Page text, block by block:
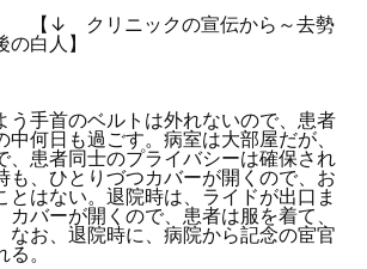
ックの宣伝から～去勢
白人】
手首のベルトは外れないので、患者
中何日も過ごす。病室は大部屋だが、
、患者同士のプライバシーは確保され
も、ひとりづつカバーが開くので、お
とはない。退院時は、ライドが出口ま
カバーが開くので、患者は服を着て、
なお、退院時に、病院から記念の宦官
。